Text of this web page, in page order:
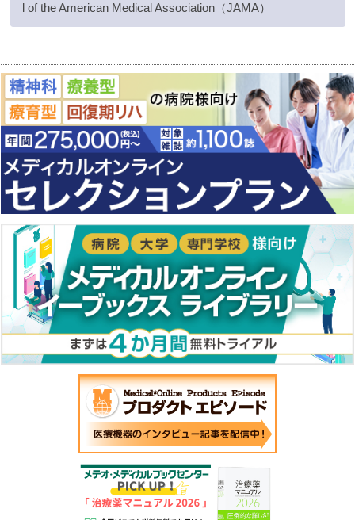
l of the American Medical Association（JAMA）